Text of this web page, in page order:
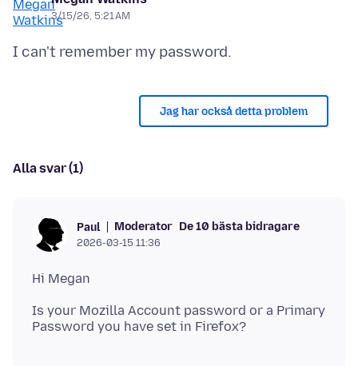
3/15/26, 5:21 AM
Jag har också detta problem
Alla svar (1)
Paul Moderator De 10 bästa bidragare
2026-03-15 11:36
Is your Mozilla Account password or a Primary